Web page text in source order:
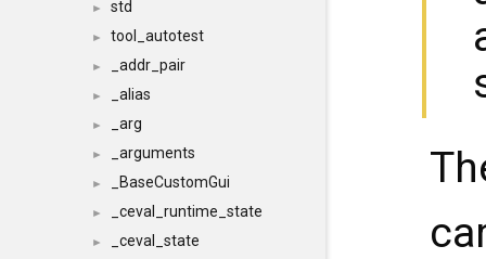
► std
► tool_autotest
► _addr_pair
► _alias
► _arg
► _arguments
► _BaseCustomGui
► _ceval_runtime_state
► _ceval_state